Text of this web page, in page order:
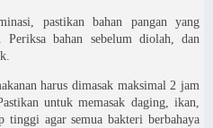
pastikan bahan pangan yang
Periksa bahan sebelum diolah, dan
harus dimasak maksimal 2 jam
untuk memasak daging, ikan,
tinggi agar semua bakteri berbahaya